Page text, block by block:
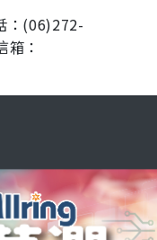
：(06)272-
：